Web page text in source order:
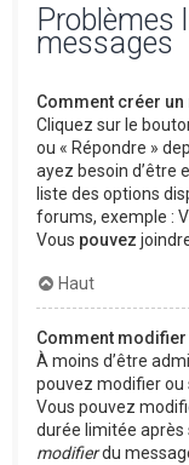
Problèmes
messages
Comment créer
Cliquez sur le
ou « Répondre »
ayez besoin d’être
liste des options
forums, exemple :
Vous pouvez
Haut
Comment
À moins d’être
pouvez modifier ou
Vous pouvez
durée limitée après
modifierdu